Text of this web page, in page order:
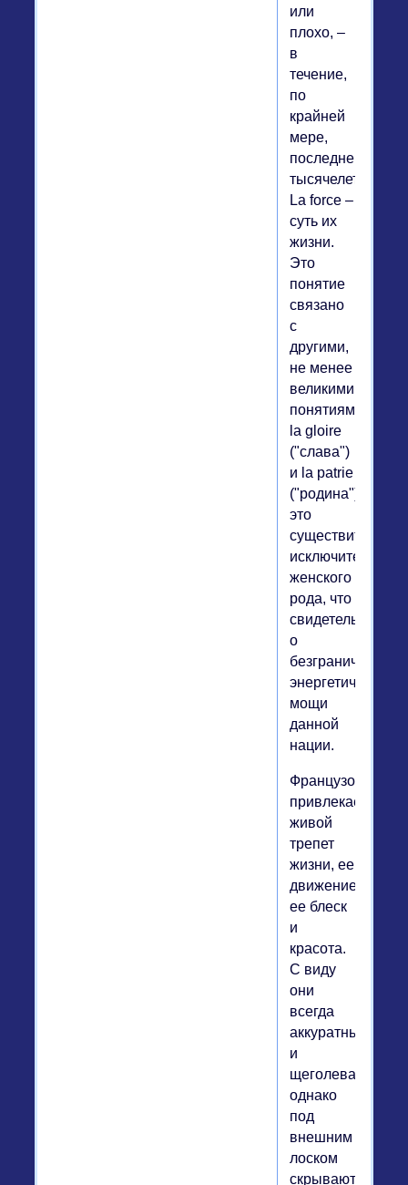
или
плохо, –
в
течение,
по
крайней
мере,
последнего
тысячелетия.
La force –
суть их
жизни.
Это
понятие
связано
с
другими,
не менее
великими
понятиями:
la gloire
("слава")
и la patrie
это
исключительно
женского
рода, что
свидетельствует
о
безграничной
энергетической
мощи
данной
нации.
Французов
привлекает
живой
трепет
жизни, ее
движение,
ее блеск
и
красота.
С виду
они
всегда
аккуратны
и
щеголеваты,
однако
под
внешним
лоском
скрываются